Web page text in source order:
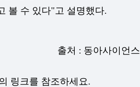
볼 수 있다"고 설명했다.
출처 : 동아사이언스
링크를 참조하세요.